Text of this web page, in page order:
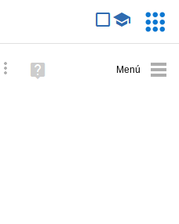
Búsqueda avanzada
Ayuda
(en